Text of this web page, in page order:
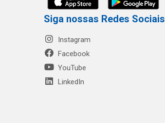
Siga nossas Redes Sociais
Instagram
Facebook
YouTube
LinkedIn